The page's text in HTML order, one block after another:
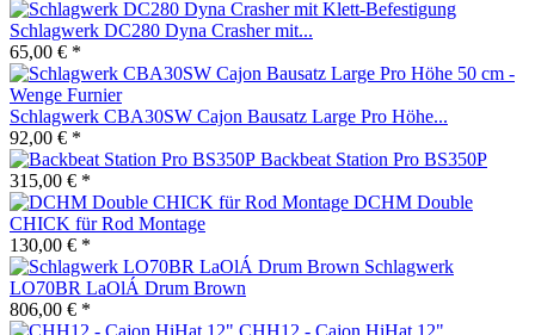
Schlagwerk DC280 Dyna Crasher mit...
65,00 € *
Schlagwerk CBA30SW Cajon Bausatz Large Pro Höhe...
92,00 € *
Backbeat Station Pro BS350P
315,00 € *
DCHM Double
CHICK für Rod Montage
130,00 € *
Schlagwerk
LO70BR LaOlÁ Drum Brown
806,00 € *